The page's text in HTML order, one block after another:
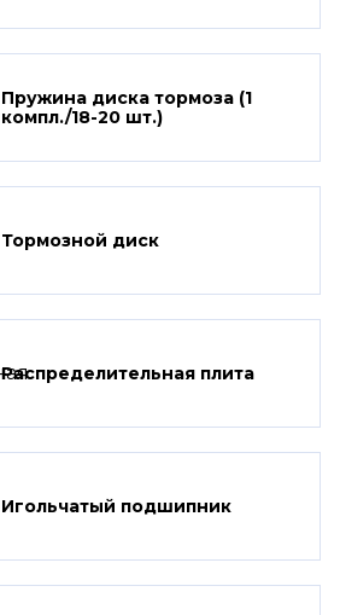
Пружина диска тормоза (1
компл./18-20 шт.)
Тормозной диск
Распределительная плита
Игольчатый подшипник